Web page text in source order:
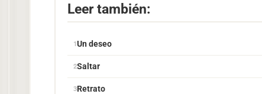
Leer también:
Un deseo
Saltar
Retrato